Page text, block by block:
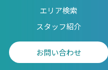
エリア検索
スタッフ紹介
お問い合わせ